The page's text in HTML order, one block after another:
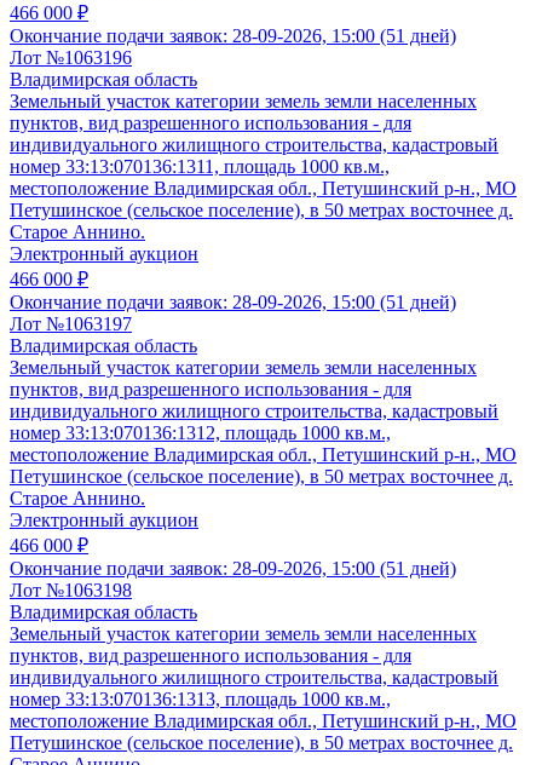
466 000 ₽
Окончание подачи заявок: 28-09-2026, 15:00 (51 дней)
Лот №1063196
Владимирская область
Земельный участок категории земель земли населенных
пунктов, вид разрешенного использования - для
индивидуального жилищного строительства, кадастровый
номер 33:13:070136:1311, площадь 1000 кв.м.,
местоположение Владимирская обл., Петушинский р-н., МО
Петушинское (сельское поселение), в 50 метрах восточнее д.
Старое Аннино.
Электронный аукцион
466 000 ₽
Окончание подачи заявок: 28-09-2026, 15:00 (51 дней)
Лот №1063197
Владимирская область
Земельный участок категории земель земли населенных
пунктов, вид разрешенного использования - для
индивидуального жилищного строительства, кадастровый
номер 33:13:070136:1312, площадь 1000 кв.м.,
местоположение Владимирская обл., Петушинский р-н., МО
Петушинское (сельское поселение), в 50 метрах восточнее д.
Старое Аннино.
Электронный аукцион
466 000 ₽
Окончание подачи заявок: 28-09-2026, 15:00 (51 дней)
Лот №1063198
Владимирская область
Земельный участок категории земель земли населенных
пунктов, вид разрешенного использования - для
индивидуального жилищного строительства, кадастровый
номер 33:13:070136:1313, площадь 1000 кв.м.,
местоположение Владимирская обл., Петушинский р-н., МО
Петушинское (сельское поселение), в 50 метрах восточнее д.